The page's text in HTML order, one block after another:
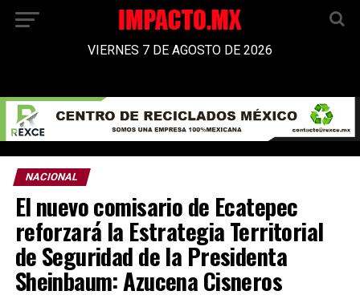
VIERNES 7 DE AGOSTO DE 2026
NACIONAL
El nuevo comisario de Ecatepec
reforzará la Estrategia Territorial
de Seguridad de la Presidenta
Sheinbaum: Azucena Cisneros